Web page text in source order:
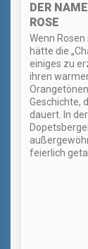
DER
ROSE
Wenn
hätte die
einiges zu
ihren
Geschichte,
dauert. In
feierlich